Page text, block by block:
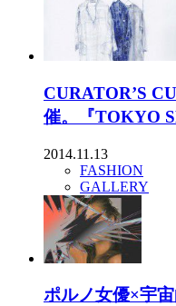
CURATOR’S
催。『TOKYO
2014.11.13
FASHION
GALLERY
ポルノ女優×宇